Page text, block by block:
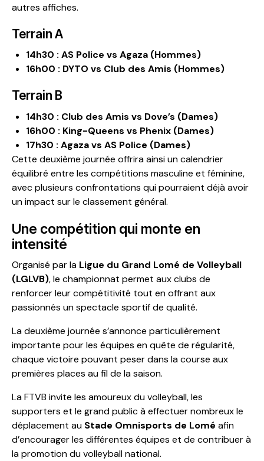
autres affiches.
Terrain A
14h30 : AS Police vs Agaza (Hommes)
16h00 : DYTO vs Club des Amis (Hommes)
Terrain B
14h30 : Club des Amis vs Dove’s (Dames)
16h00 : King-Queens vs Phenix (Dames)
17h30 : Agaza vs AS Police (Dames)
Cette deuxième journée offrira ainsi un calendrier
équilibré entre les compétitions masculine et féminine,
avec plusieurs confrontations qui pourraient déjà avoir
un impact sur le classement général.
Une compétition qui monte en
intensité
Organisé par la Ligue du Grand Lomé de Volleyball
(LGLVB), le championnat permet aux clubs de
renforcer leur compétitivité tout en offrant aux
passionnés un spectacle sportif de qualité.
La deuxième journée s’annonce particulièrement
importante pour les équipes en quête de régularité,
chaque victoire pouvant peser dans la course aux
premières places au fil de la saison.
La FTVB invite les amoureux du volleyball, les
supporters et le grand public à effectuer nombreux le
déplacement au Stade Omnisports de Lomé afin
d’encourager les différentes équipes et de contribuer à
la promotion du volleyball national.